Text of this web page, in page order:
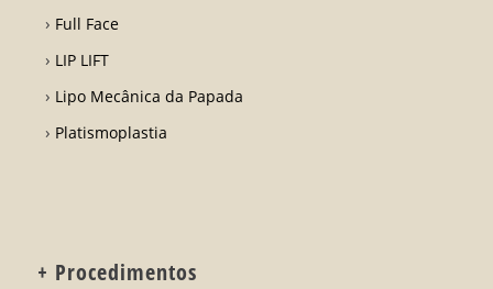
Full Face
LIP LIFT
Lipo Mecânica da Papada
Platismoplastia
+ Procedimentos